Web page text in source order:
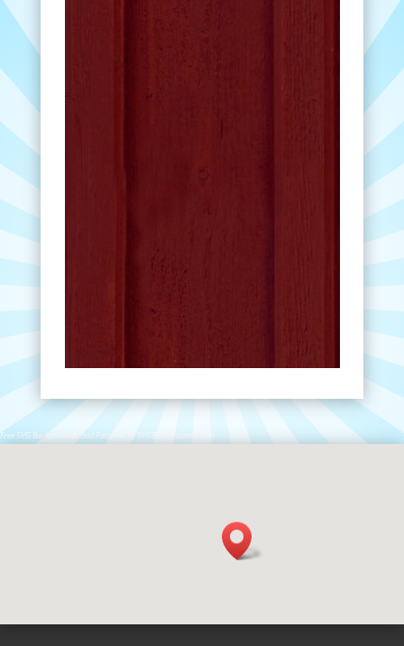
Free SVG Backgrounds and Patterns by SVGBackgrounds.com